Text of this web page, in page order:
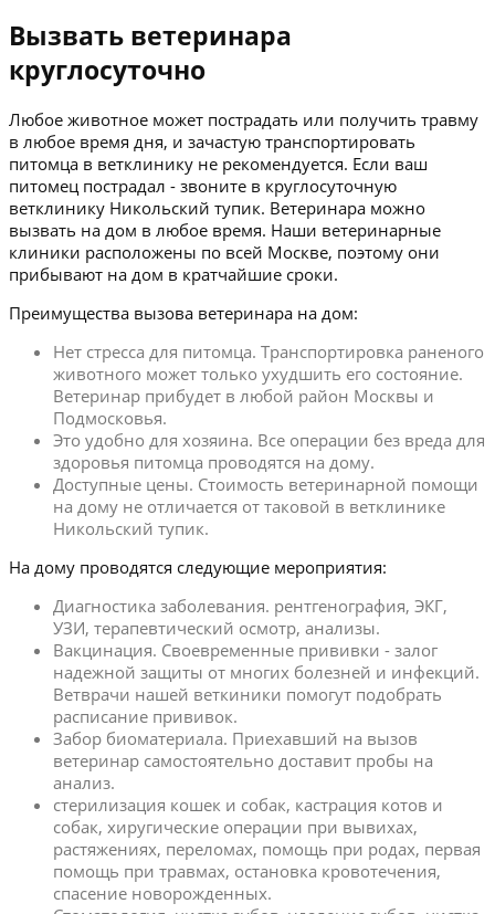
Вызвать ветеринара
круглосуточно
Любое животное может пострадать или получить травму
в любое время дня, и зачастую транспортировать
питомца в ветклинику не рекомендуется. Если ваш
питомец пострадал - звоните в круглосуточную
ветклинику Никольский тупик. Ветеринара можно
вызвать на дом в любое время. Наши ветеринарные
клиники расположены по всей Москве, поэтому они
прибывают на дом в кратчайшие сроки.
Преимущества вызова ветеринара на дом:
Нет стресса для питомца. Транспортировка раненого
животного может только ухудшить его состояние.
Ветеринар прибудет в любой район Москвы и
Подмосковья.
Это удобно для хозяина. Все операции без вреда для
здоровья питомца проводятся на дому.
Доступные цены. Стоимость ветеринарной помощи
на дому не отличается от таковой в ветклинике
Никольский тупик.
На дому проводятся следующие мероприятия:
Диагностика заболевания. рентгенография, ЭКГ,
УЗИ, терапевтический осмотр, анализы.
Вакцинация. Своевременные прививки - залог
надежной защиты от многих болезней и инфекций.
Ветврачи нашей веткиники помогут подобрать
расписание прививок.
Забор биоматериала. Приехавший на вызов
ветеринар самостоятельно доставит пробы на
анализ.
стерилизация кошек и собак, кастрация котов и
собак, хиругические операции при вывихах,
растяжениях, переломах, помощь при родах, первая
помощь при травмах, остановка кровотечения,
спасение новорожденных.